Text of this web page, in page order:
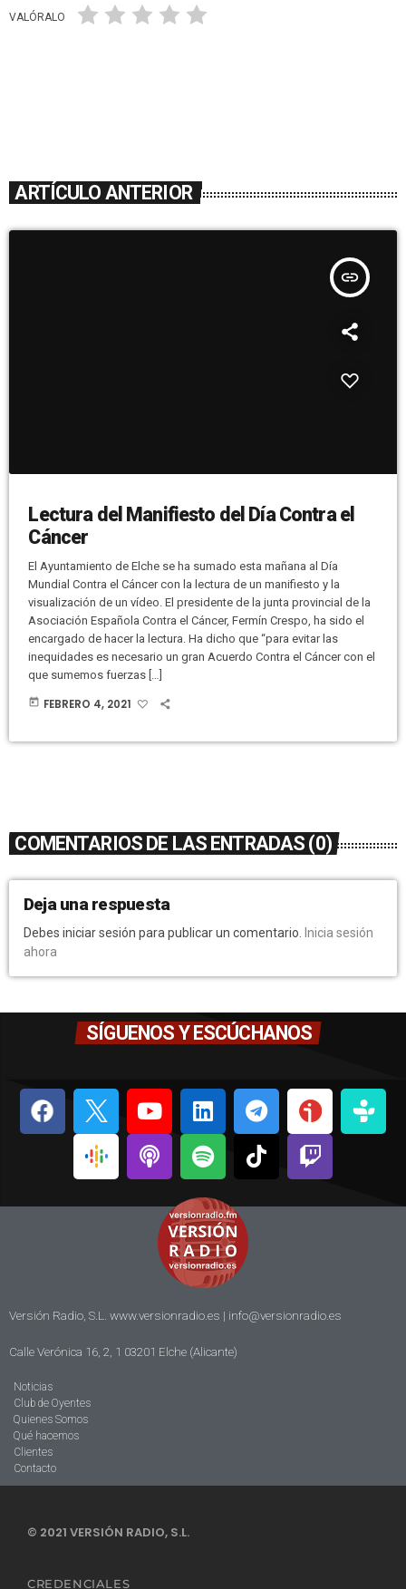
VALÓRALO
ARTÍCULO ANTERIOR
insert_link
Lectura del Manifiesto del Día Contra el
Cáncer
El Ayuntamiento de Elche se ha sumado esta mañana al Día
Mundial Contra el Cáncer con la lectura de un manifiesto y la
visualización de un vídeo. El presidente de la junta provincial de la
Asociación Española Contra el Cáncer, Fermín Crespo, ha sido el
encargado de hacer la lectura. Ha dicho que “para evitar las
inequidades es necesario un gran Acuerdo Contra el Cáncer con el
que sumemos fuerzas […]
today FEBRERO 4, 2021
COMENTARIOS DE LAS ENTRADAS (0)
Deja una respuesta
Debes iniciar sesión para publicar un comentario.
Inicia sesión
ahora
SÍGUENOS Y ESCÚCHANOS
Versión Radio, S.L. www.versionradio.es | info@versionradio.es
Calle Verónica 16, 2, 1 03201 Elche (Alicante)
Noticias
Club de Oyentes
Quienes Somos
Qué hacemos
Clientes
Contacto
© 2021 VERSIÓN RADIO, S.L.
CREDENCIALES